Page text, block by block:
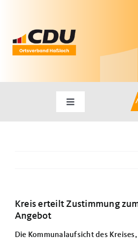
springen
Toggle
Navigation
Kreis erteilt Zustimmung
Angebot
Die Kommunalaufsicht des